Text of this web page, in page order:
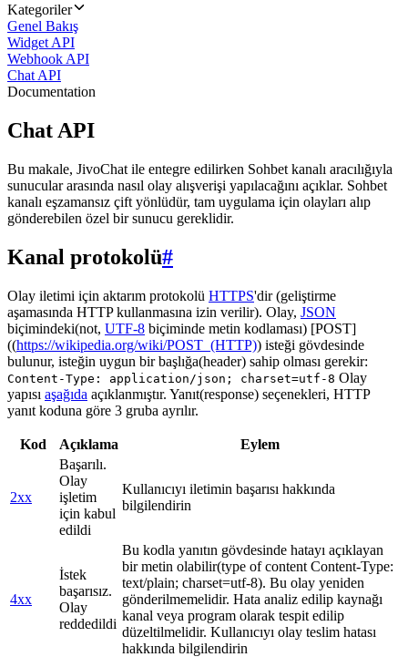
Kategoriler
Genel Bakış
Widget API
Webhook API
Chat API
Documentation
Chat API
Bu makale, JivoChat ile entegre edilirken Sohbet kanalı aracılığıyla
sunucular arasında nasıl olay alışverişi yapılacağını açıklar. Sohbet
kanalı eşzamansız çift yönlüdür, tam uygulama için olayları alıp
gönderebilen özel bir sunucu gereklidir.
Kanal protokolü#
Olay iletimi için aktarım protokolü HTTPS'dir (geliştirme
aşamasında HTTP kullanmasına izin verilir). Olay, JSON
biçimindeki(not, UTF-8 biçiminde metin kodlaması) [POST]
((https://wikipedia.org/wiki/POST_(HTTP)) isteği gövdesinde
bulunur, isteğin uygun bir başlığa(header) sahip olması gerekir:
Content-Type: application/json; charset=utf-8 Olay
yapısı aşağıda açıklanmıştır. Yanıt(response) seçenekleri, HTTP
yanıt koduna göre 3 gruba ayrılır.
Kod Açıklama Eylem
2xx
Başarılı.
Olay
işletim
için kabul
edildi
Kullanıcıyı iletimin başarısı hakkında
bilgilendirin
4xx
İstek
başarısız.
Olay
reddedildi
Bu kodla yanıtın gövdesinde hatayı açıklayan
bir metin olabilir(type of content Content-Type:
text/plain; charset=utf-8). Bu olay yeniden
gönderilmemelidir. Hata analiz edilip kaynağı
kanal veya program olarak tespit edilip
düzeltilmelidir. Kullanıcıyı olay teslim hatası
hakkında bilgilendirin